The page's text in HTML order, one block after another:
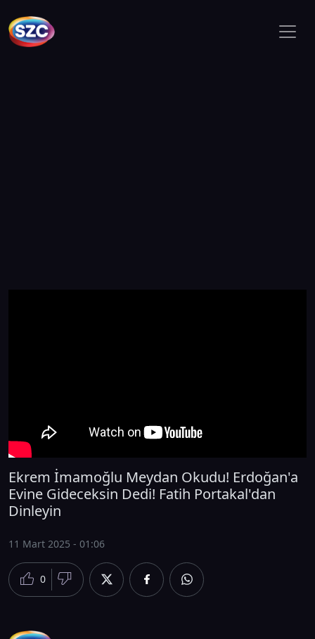
Ekrem İmamoğlu Meydan Okudu! Erdoğan'a
Evine Gideceksin Dedi! Fatih Portakal'dan
Dinleyin
11 Mart 2025 - 01:06
0